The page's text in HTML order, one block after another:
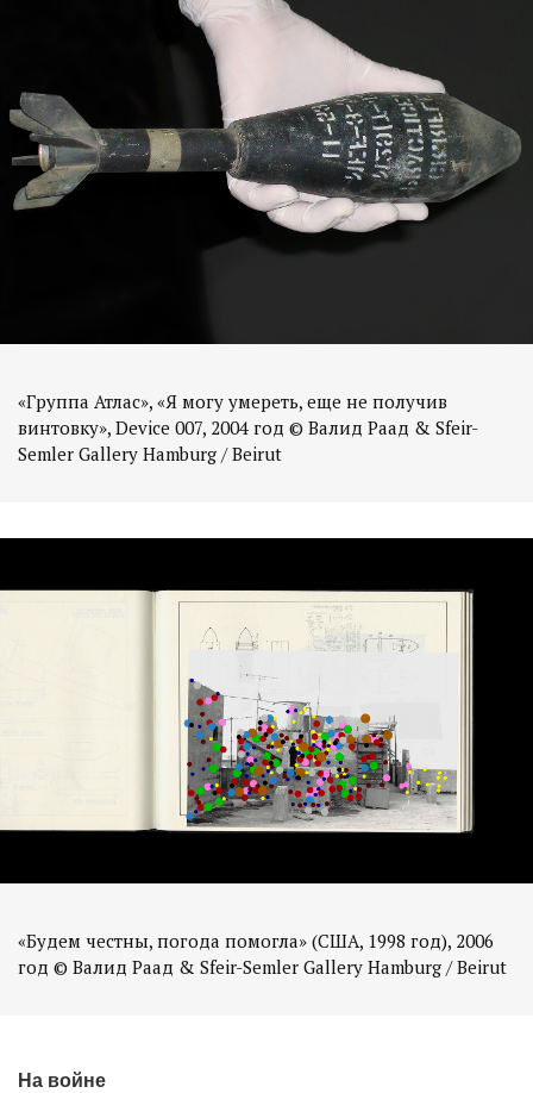
«Группа Атлас», «Я могу умереть, еще не получив
винтовку», Device 007, 2004 год © Валид Раад & Sfeir-
Semler Gallery Hamburg / Beirut
«Будем честны, погода помогла» (США, 1998 год), 2006
год © Валид Раад & Sfeir-Semler Gallery Hamburg / Beirut
На войне